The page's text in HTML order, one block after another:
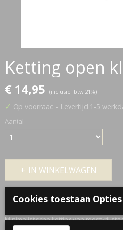
Ketting open
€ 14,95 (inclusief btw 21%)
✓ Op voorraad - Levertijd 1-5
Aantal
IN WINKELWAGEN
Omschrijving
Minimalistische ketting van roestvrij
Cookies toestaan Opties